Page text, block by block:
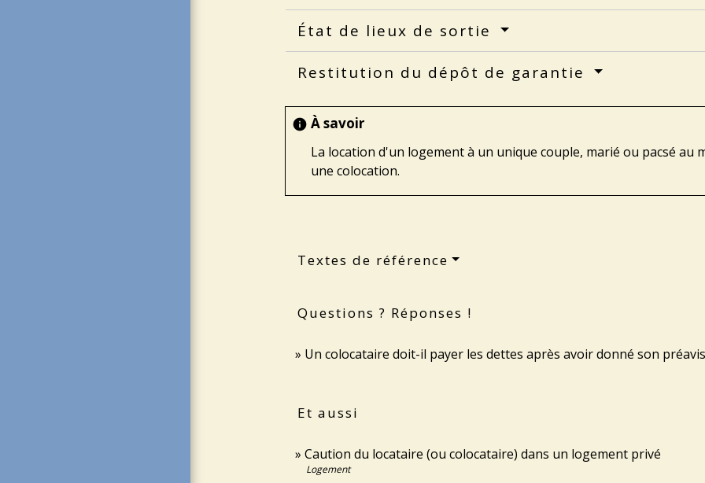
État de lieux de sortie
Restitution du dépôt de garantie
info À savoir
La location d'un logement à un unique couple, marié ou pacsé au
une colocation.
Textes de référence
Questions ? Réponses !
Un colocataire doit-il payer les dettes après avoir donné son
Et aussi
Caution du locataire (ou colocataire) dans un logement privé
Logement